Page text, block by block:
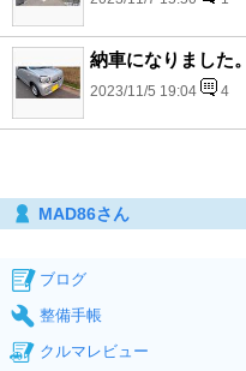
納車になりました。
2023/11/5 19:04 4
MAD86さん
ブログ
整備手帳
クルマレビュー